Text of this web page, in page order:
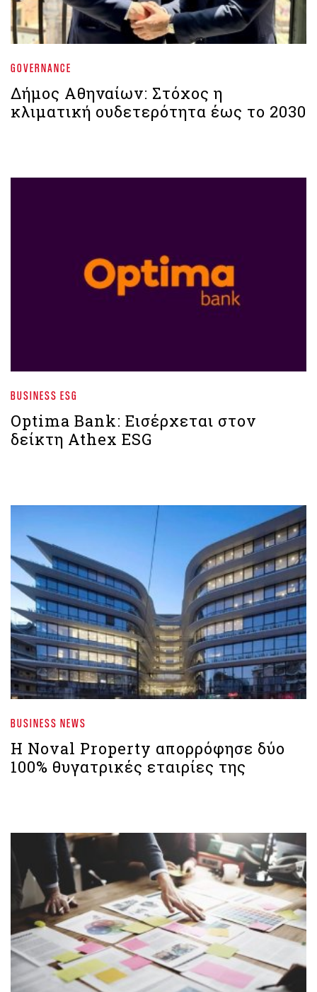
GOVERNANCE
Δήμος Αθηναίων: Στόχος η
κλιματική ουδετερότητα έως το 2030
BUSINESS ESG
Optima Bank: Εισέρχεται στον
δείκτη Athex ESG
BUSINESS NEWS
Η Noval Property απορρόφησε δύο
100% θυγατρικές εταιρίες της